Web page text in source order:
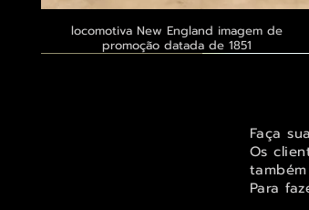
Visualização rápida
locomotiva New England imagem de
promoção datada de 1851
Faça
Os
Para